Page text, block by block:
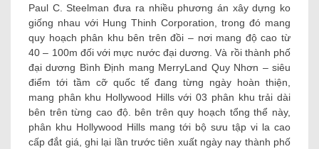
Paul C. Steelman đưa ra nhiều phương án xây dựng ko
giống nhau với Hung Thinh Corporation, trong đó mang
quy hoạch phân khu bên trên đồi – nơi mang độ cao từ
40 – 100m đối với mực nước đại dương. Và rồi thành phố
đại dương Bình Định mang MerryLand Quy Nhơn – siêu
điểm tới tầm cỡ quốc tế đang từng ngày hoàn thiện,
mang phân khu Hollywood Hills với 03 phân khu trải dài
bên trên từng cao độ. bên trên quy hoạch tổng thể này,
phân khu Hollywood Hills mang tới bộ sưu tập vi la cao
cấp đắt giá, ghi lại lần trước tiên xuất ngày nay thành phố